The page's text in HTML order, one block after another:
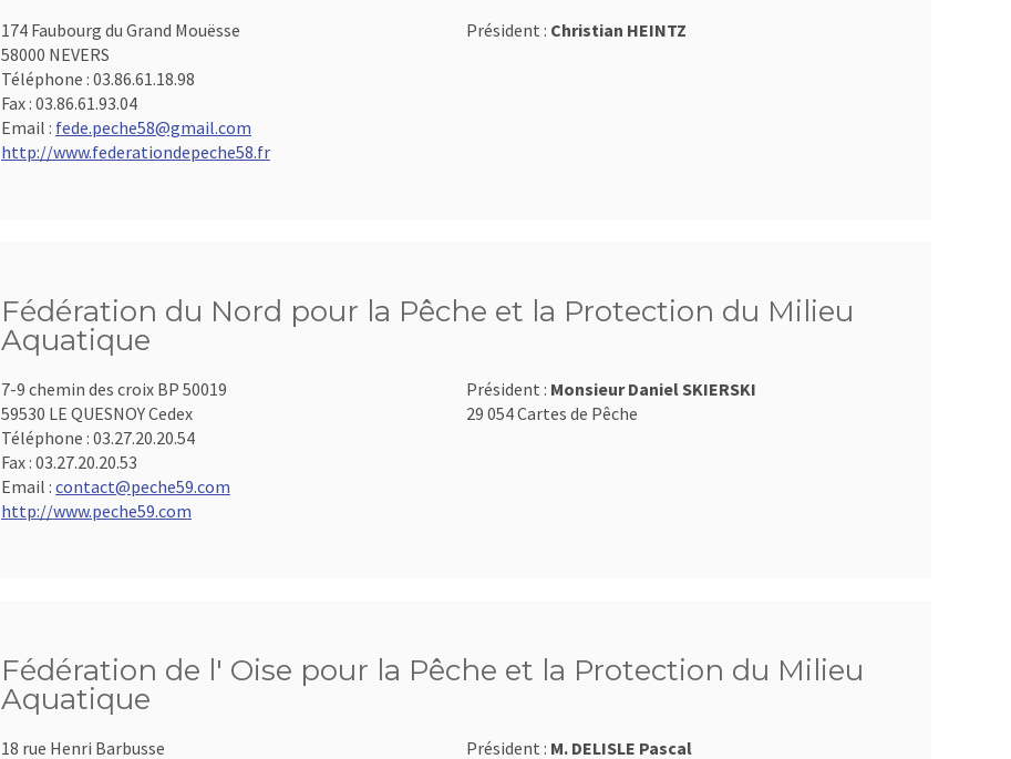
174 Faubourg du Grand Mouësse
58000 NEVERS
Téléphone : 03.86.61.18.98
Fax : 03.86.61.93.04
Email : fede.peche58@gmail.com
http://www.federationdepeche58.fr
Président : Christian HEINTZ
Fédération du Nord pour la Pêche et la Protection du Milieu
Aquatique
7-9 chemin des croix BP 50019
59530 LE QUESNOY Cedex
Téléphone : 03.27.20.20.54
Fax : 03.27.20.20.53
Email : contact@peche59.com
http://www.peche59.com
Président : Monsieur Daniel SKIERSKI
29 054 Cartes de Pêche
Fédération de l' Oise pour la Pêche et la Protection du Milieu
Aquatique
18 rue Henri Barbusse Président : M. DELISLE Pascal